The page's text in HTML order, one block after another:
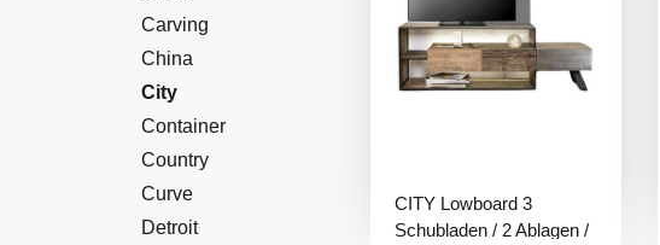
Carving
China
City
Container
Country
Curve
Detroit
CITY Lowboard 3
Schubladen / 2 Ablagen /